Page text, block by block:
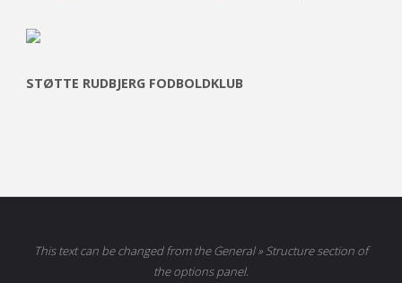
STØTTE RUDBJERG FODBOLDKLUB
This text can be changed from the General » Structure section of
the options panel.